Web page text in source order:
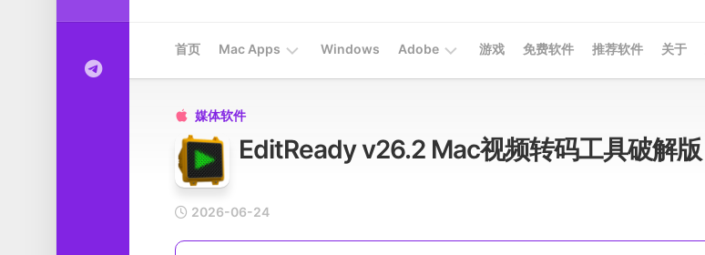
首页 Mac Apps
Apps
开
系
Windows Adobe 游戏 免费软件 推荐软件 关于
 媒体软件
EditReady v26.2 Mac视频转码工具破解版
2026-06-24